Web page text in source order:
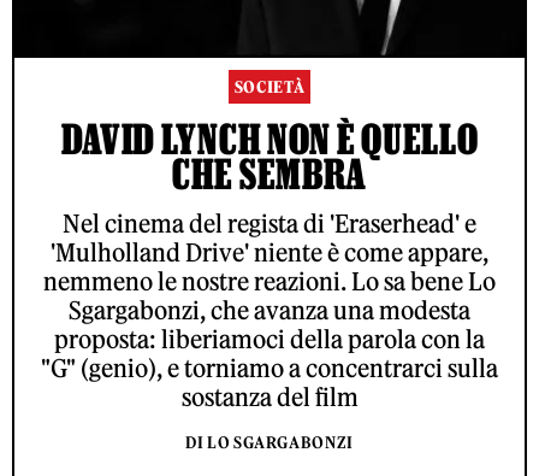
SOCIETÀ
DAVID LYNCH NON È QUELLO
CHE SEMBRA
Nel cinema del regista di 'Eraserhead' e
'Mulholland Drive' niente è come appare,
nemmeno le nostre reazioni. Lo sa bene Lo
Sgargabonzi, che avanza una modesta
proposta: liberiamoci della parola con la
"G" (genio), e torniamo a concentrarci sulla
sostanza del film
DI LO SGARGABONZI